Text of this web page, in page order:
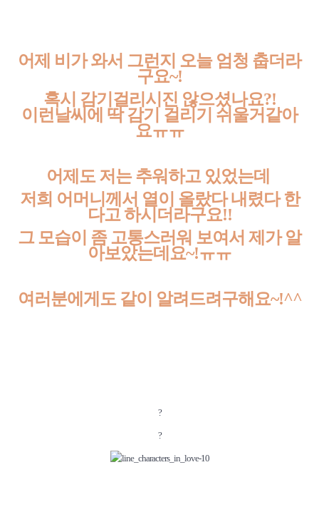
어제 비가 와서 그런지 오늘 엄청 춥더라
구요~!
혹시 감기걸리시진 않으셨나요?!
이런날씨에 딱 감기 걸리기 쉬울거같아
요ㅠㅠ
어제도 저는 추워하고 있었는데
저희 어머니께서 열이 올랐다 내렸다한
다고 하시더라구요!!
그 모습이 좀 고통스러워 보여서 제가알
아보았는데요~!ㅠㅠ
여러분에게도 같이 알려드려구해요~!^^
?
?